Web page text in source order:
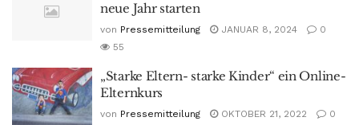
neue Jahr starten
von Pressemitteilung JANUAR 8, 2024
0
55
„Starke Eltern- starke Kinder“ ein Online-
Elternkurs
von Pressemitteilung OKTOBER 21, 2022
0